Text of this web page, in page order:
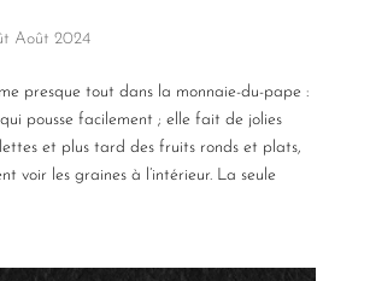
Août 2024
presque tout dans la monnaie-du-pape :
pousse facilement ; elle fait de jolies
et plus tard des fruits ronds et plats,
voir les graines à l’intérieur. La seule